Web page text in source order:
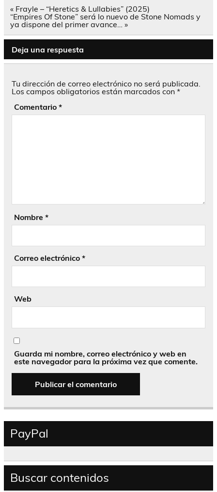
Navegación
de
entradas
« Frayle – “Heretics & Lullabies” (2025)
“Empires Of Stone” será lo nuevo de Stone Nomads y
ya dispone del primer avance… »
Deja una respuesta
Tu dirección de correo electrónico no será publicada.
Los campos obligatorios están marcados con *
Comentario *
Nombre *
Correo electrónico *
Web
Guarda mi nombre, correo electrónico y web en
este navegador para la próxima vez que comente.
PayPal
Buscar contenidos